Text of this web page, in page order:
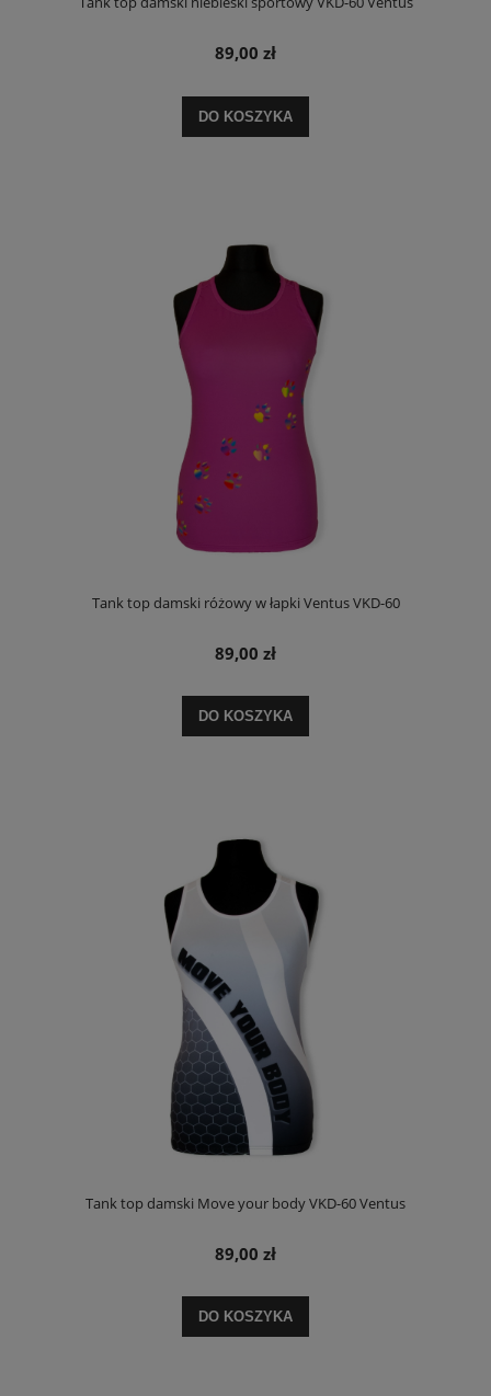
89,00 zł
DO KOSZYKA
Tank top damski różowy w łapki Ventus VKD-60
89,00 zł
DO KOSZYKA
Tank top damski Move your body VKD-60 Ventus
89,00 zł
DO KOSZYKA